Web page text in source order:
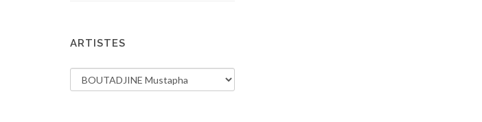
ARTISTES